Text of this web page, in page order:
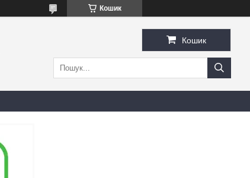
Кошик
Кошик